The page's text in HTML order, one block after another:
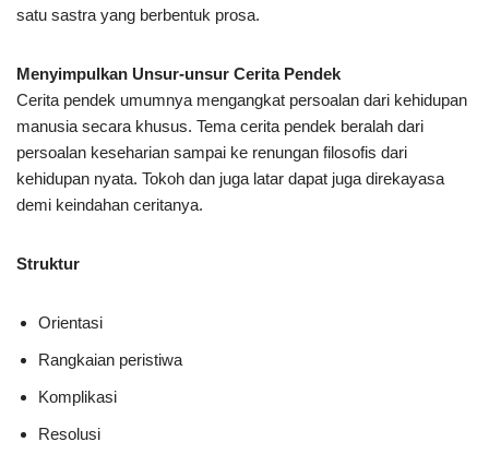
satu sastra yang berbentuk prosa.
Menyimpulkan Unsur-unsur Cerita Pendek
Cerita pendek umumnya mengangkat persoalan dari kehidupan
manusia secara khusus. Tema cerita pendek beralah dari
persoalan keseharian sampai ke renungan filosofis dari
kehidupan nyata. Tokoh dan juga latar dapat juga direkayasa
demi keindahan ceritanya.
Struktur
Orientasi
Rangkaian peristiwa
Komplikasi
Resolusi